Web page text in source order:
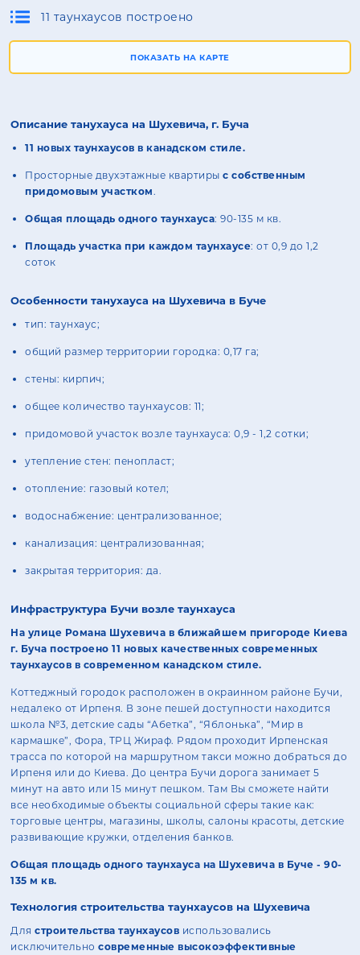
11 таунхаусов построено
ПОКАЗАТЬ НА КАРТЕ
Описание танухауса на Шухевича, г. Буча
11 новых таунхаусов в канадском стиле.
Просторные двухэтажные квартирыс собственным
придомовым участком .
Общая площадь одного таунхауса: 90-135 м кв.
Площадь участка при каждом таунхаусе: от 0,9 до 1,2
соток
Особенности танухауса на Шухевича в Буче
тип: таунхаус;
общий размер территории городка: 0,17 га;
стены: кирпич;
общее количество таунхаусов: 11;
придомовой участок возле таунхауса: 0,9 - 1,2 сотки;
утепление стен: пенопласт;
отопление: газовый котел;
водоснабжение: централизованное;
канализация: централизованная;
закрытая территория: да.
Инфраструктура Бучи возле таунхауса
На улице Романа Шухевича в ближайшем пригороде Киева
г. Буча построено 11 новых качественных современных
таунхаусов в современном канадском стиле.
Коттеджный городок расположен в окраинном районе Бучи,
недалеко от Ирпеня. В зоне пешей доступности находится
школа №3, детские сады “Абетка”, “Яблонька”, “Мир в
кармашке”, Фора, ТРЦ Жираф. Рядом проходит Ирпенская
трасса по которой на маршрутном такси можно добраться до
Ирпеня или до Киева. До центра Бучи дорога занимает 5
минут на авто или 15 минут пешком. Там Вы сможете найти
все необходимые объекты социальной сферы такие как:
торговые центры, магазины, школы, салоны красоты, детские
развивающие кружки, отделения банков.
Общая площадь одного таунхауса на Шухевича в Буче - 90-
135 м кв.
Технология строительства таунхаусов на Шухевича
Длястроительства таунхаусов использовались
исключительносовременные высокоэффективные